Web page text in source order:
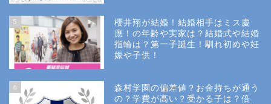
5
櫻井翔が結婚！結婚相手はミス慶
應！の年齢や実家は？結婚式や結婚
指輪は？第一子誕生！馴れ初めや妊
娠や子供！
6
森村学園の偏差値？お金持ちが通う
の？学費が高い？受かる子は？倍